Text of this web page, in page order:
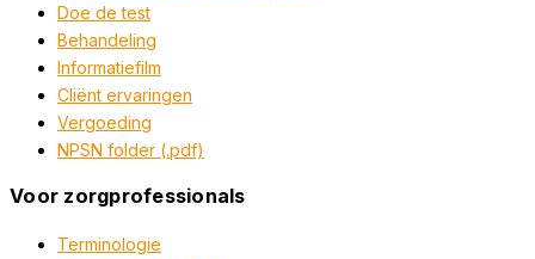
Doe de test
Behandeling
Informatiefilm
Cliënt ervaringen
Vergoeding
NPSN folder (.pdf)
Voor zorgprofessionals
Terminologie